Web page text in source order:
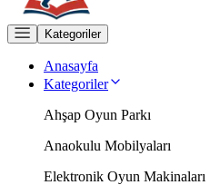
Kategoriler
Anasayfa
Kategoriler
Ahşap Oyun Parkı
Anaokulu Mobilyaları
Elektronik Oyun Makinaları